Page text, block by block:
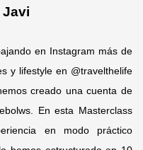
Javi
en Instagram más de
y lifestyle en @travelthelife
creado una cuenta de
En esta Masterclass
en modo práctico